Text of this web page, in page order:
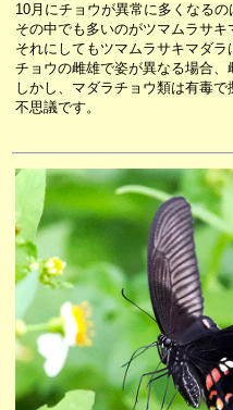
10月にチョウが異常に多くなるの
その中でも多いのがツマムラサキ
それにしてもツマムラサキマダ
チョウの雌雄で姿が異なる場合
しかし、マダラチョウ類は有毒で
不思議です。